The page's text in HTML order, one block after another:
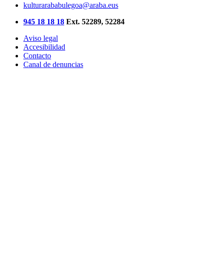
kulturarababulegoa@araba.eus
945 18 18 18 Ext. 52289, 52284
Aviso legal
Accesibilidad
Contacto
Canal de denuncias